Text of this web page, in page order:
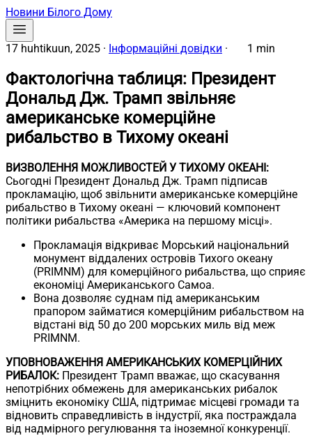
Новини Білого Дому
17 huhtikuun, 2025 · Інформаційні довідки · 1 min
Фактологічна таблиця: Президент
Дональд Дж. Трамп звільняє
американське комерційне
рибальство в Тихому океані
ВИЗВОЛЕННЯ МОЖЛИВОСТЕЙ У ТИХОМУ ОКЕАНІ:
Сьогодні Президент Дональд Дж. Трамп підписав
прокламацію, щоб звільнити американське комерційне
рибальство в Тихому океані — ключовий компонент
політики рибальства «Америка на першому місці».
Прокламація відкриває Морський національний
монумент віддалених островів Тихого океану
(PRIMNM) для комерційного рибальства, що сприяє
економіці Американського Самоа.
Вона дозволяє суднам під американським
прапором займатися комерційним рибальством на
відстані від 50 до 200 морських миль від меж
PRIMNM.
УПОВНОВАЖЕННЯ АМЕРИКАНСЬКИХ КОМЕРЦІЙНИХ
РИБАЛОК: Президент Трамп вважає, що скасування
непотрібних обмежень для американських рибалок
зміцнить економіку США, підтримає місцеві громади та
відновить справедливість в індустрії, яка постраждала
від надмірного регулювання та іноземної конкуренції.